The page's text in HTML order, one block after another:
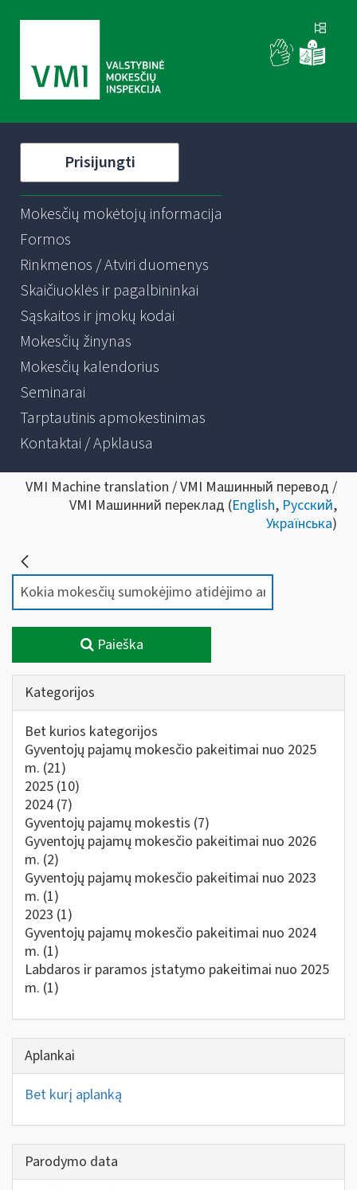
Prisijungti
Mokesčių mokėtojų informacija
Formos
Rinkmenos / Atviri duomenys
Skaičiuoklės ir pagalbininkai
Sąskaitos ir įmokų kodai
Mokesčių žinynas
Mokesčių kalendorius
Seminarai
Tarptautinis apmokestinimas
Kontaktai / Apklausa
VMI Machine translation / VMI Машинный перевод /
VMI Машинний переклад (English, Русский,
Українська)
Paieška
Kategorijos
Bet kurios kategorijos
Gyventojų pajamų mokesčio pakeitimai nuo 2025
m. (21)
2025 (10)
2024 (7)
Gyventojų pajamų mokestis (7)
Gyventojų pajamų mokesčio pakeitimai nuo 2026
m. (2)
Gyventojų pajamų mokesčio pakeitimai nuo 2023
m. (1)
2023 (1)
Gyventojų pajamų mokesčio pakeitimai nuo 2024
m. (1)
Labdaros ir paramos įstatymo pakeitimai nuo 2025
m. (1)
Aplankai
Bet kurį aplanką
Parodymo data